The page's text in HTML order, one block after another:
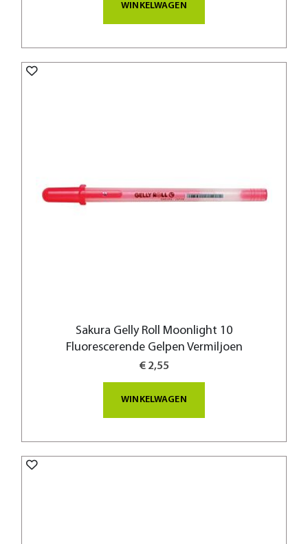
WINKELWAGEN
Sakura Gelly Roll Moonlight 10
Fluorescerende Gelpen Vermiljoen
€ 2,55
WINKELWAGEN